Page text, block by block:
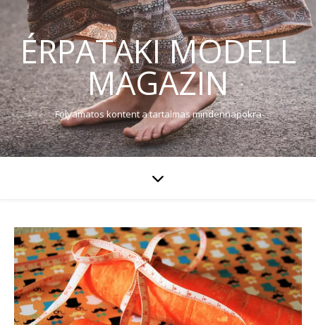
ÉRPATAKI MODELL
MAGAZIN
Folyamatos kontent a tartalmas mindennapokra